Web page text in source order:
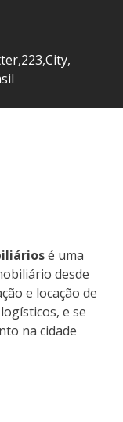
,223,City,
é uma
desde
e locação de
e se
na cidade